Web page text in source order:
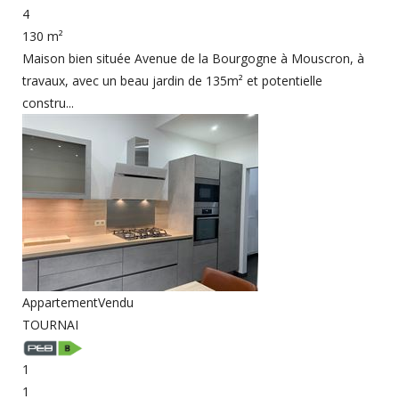
4
130 m²
Maison bien située Avenue de la Bourgogne à Mouscron, à
travaux, avec un beau jardin de 135m² et potentielle
constru...
AppartementVendu
TOURNAI
1
1